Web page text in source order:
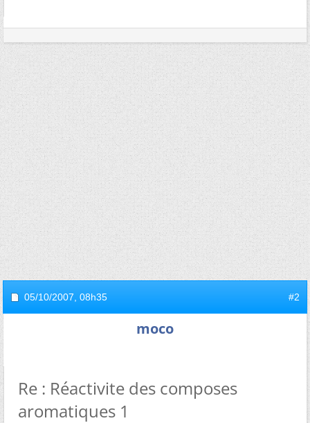
05/10/2007, 08h35 #2
moco
Re : Réactivite des composes
aromatiques 1